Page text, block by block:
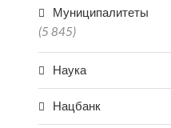
МУЖЧИНА СКОНЧАЛСЯ
ПОСЛЕ ПРЫЖКА В ВОДОЕМ В
Муниципалитеты
(5 845)
Наука
Нацбанк